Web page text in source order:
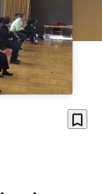
bookmark_border